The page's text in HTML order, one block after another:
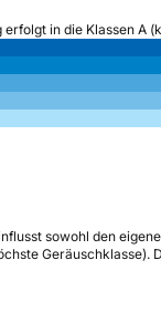
erfolgt in die Klassen A
sowohl den